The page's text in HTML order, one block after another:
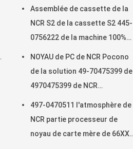
Assemblée de cassette de la
NCR S2 de la cassette S2 445-
0756222 de la machine 100%
NOYAU de PC de NCR Pocono
de la solution 49-70475399 de
4970475399 de NCR
497-0470511 l'atmosphère de
NCR partie processeur de
noyau de carte mère de 66XX